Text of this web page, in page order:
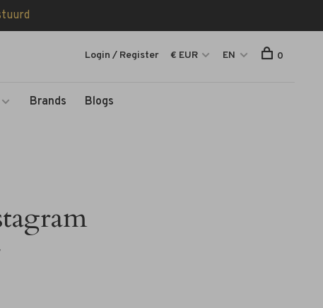
Brands Blogs
Login / Register € EUR EN 0